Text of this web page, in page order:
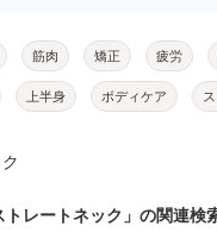
筋肉 矯正 疲労
上半身 ボディケア
レートネック」の関連検